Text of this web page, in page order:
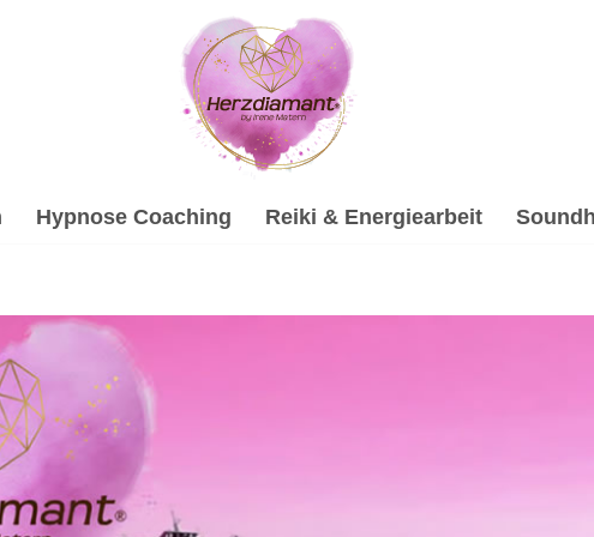
Hypnose Coaching Reiki & Energiearbeit
bei ↗️💓️Herzdiamant.net oder ✓Soundhealing & Reiki,
✓Gesprächstherapie, ✓Hypnose, ✓Soundhealing &
Beraterin. Gestalten Sie die Zukunft mit uns ✉.